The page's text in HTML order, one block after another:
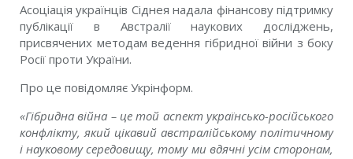
Асоціація українців Сіднея надала фінансову підтримку
публікації в Австралії наукових досліджень,
присвячених методам ведення гібридної війни з боку
Росії проти України.
Про це повідомляє Укрінформ.
«Гібридна війна – це той аспект українсько-російського
конфлікту, який цікавий австралійському політичному
і науковому середовищу, тому ми вдячні усім сторонам,